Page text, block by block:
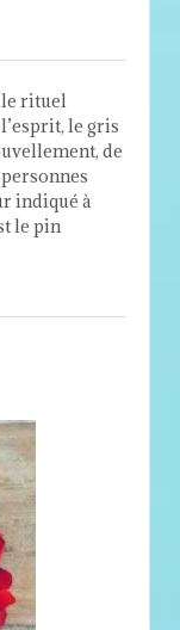
rituel
le gris
de
indiqué à
le pin